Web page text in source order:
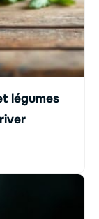
légumes